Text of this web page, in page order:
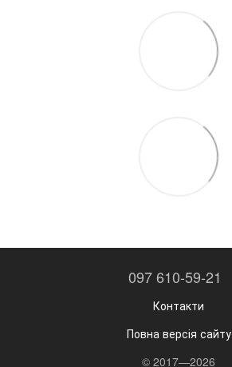
097 610-59-21
Контакти
Повна версія сайту
© 2017—2026